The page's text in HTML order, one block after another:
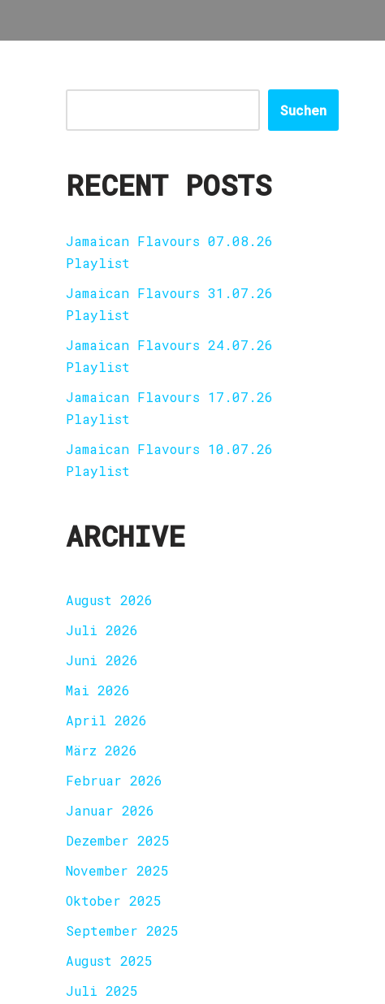
Suchen
RECENT POSTS
Jamaican Flavours 07.08.26
Playlist
Jamaican Flavours 31.07.26
Playlist
Jamaican Flavours 24.07.26
Playlist
Jamaican Flavours 17.07.26
Playlist
Jamaican Flavours 10.07.26
Playlist
ARCHIVE
August 2026
Juli 2026
Juni 2026
Mai 2026
April 2026
März 2026
Februar 2026
Januar 2026
Dezember 2025
November 2025
Oktober 2025
September 2025
August 2025
Juli 2025